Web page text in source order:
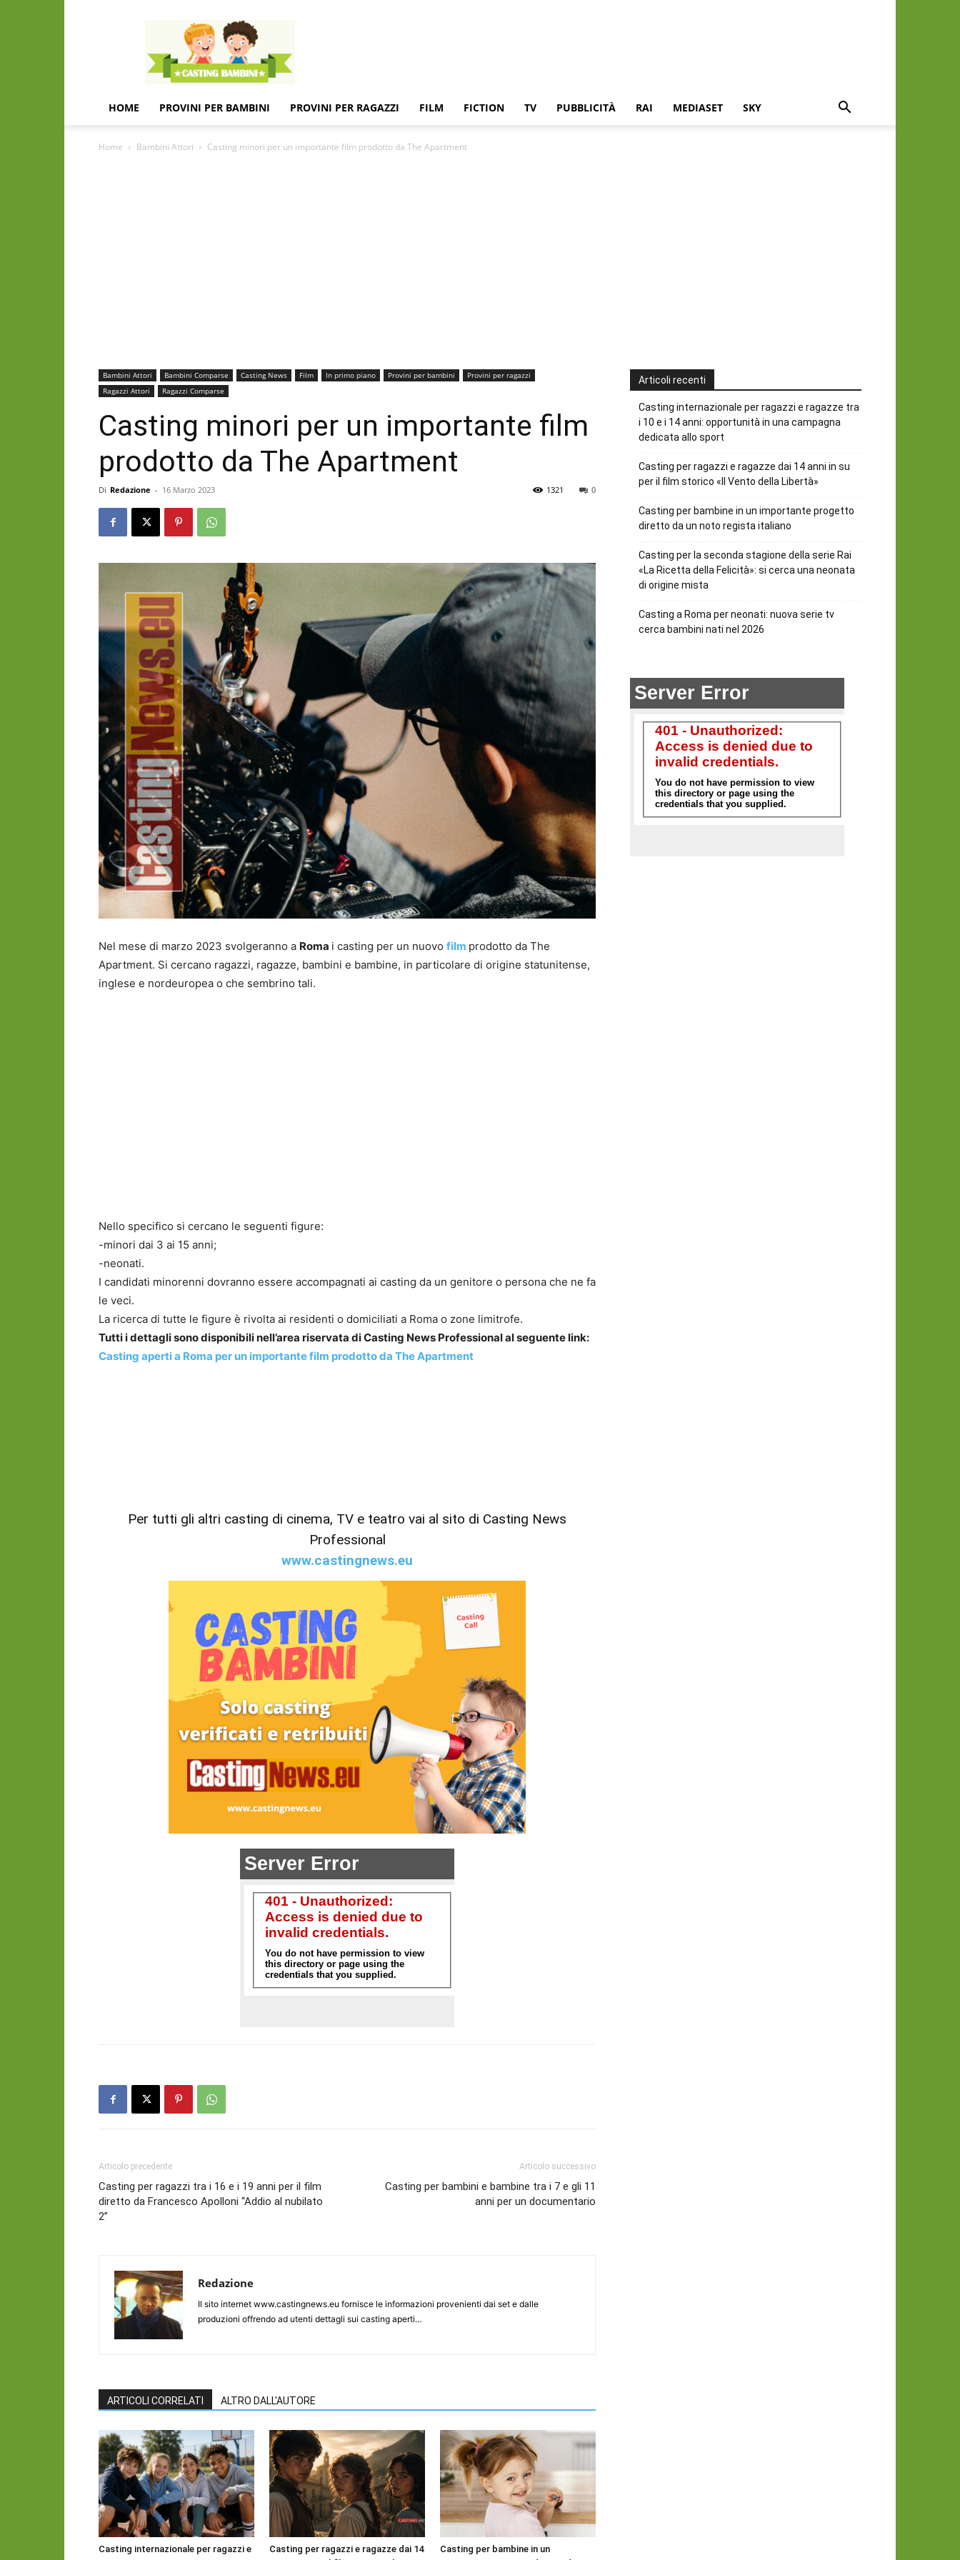
Casting
e
provini
per
bambini
e
HOME PROVINI PER BAMBINI PROVINI PER RAGAZZI FILM FICTION TV PUBBLICITÀ RAI MEDIASET SKY
Home Bambini Attori Casting minori per un importante film prodotto da The Apartment
Bambini Attori Bambini Comparse Casting News Film In primo piano Provini per bambini
Provini per ragazzi
Ragazzi Attori
Ragazzi Comparse
Casting minori per un importante film
prodotto da The Apartment
Di Redazione - 16 Marzo 2023 0
1321
Nel mese di marzo 2023 svolgeranno a Roma i casting per un nuovo film prodotto da The
Apartment. Si cercano ragazzi, ragazze, bambini e bambine, in particolare di origine statunitense,
inglese e nordeuropea o che sembrino tali.
Nello specifico si cercano le seguenti figure:
-minori dai 3 ai 15 anni;
-neonati.
I candidati minorenni dovranno essere accompagnati ai casting da un genitore o persona che ne fa
le veci.
La ricerca di tutte le figure è rivolta ai residenti o domiciliati a Roma o zone limitrofe.
Tutti i dettagli sono disponibili nell’area riservata di Casting News Professional al seguente link:
Casting aperti a Roma per un importante film prodotto da The Apartment
Per tutti gli altri casting di cinema, TV e teatro vai al sito di Casting News
Professional
www.castingnews.eu
Articolo precedente
Casting per ragazzi tra i 16 e i 19 anni per il film
diretto da Francesco Apolloni “Addio al nubilato
2”
Articolo successivo
Casting per bambini e bambine tra i 7 e gli 11
anni per un documentario
Redazione
Il sito internet www.castingnews.eu fornisce le informazioni provenienti dai set e dalle
produzioni offrendo ad utenti dettagli sui casting aperti…
ARTICOLI CORRELATI ALTRO DALL'AUTORE
Casting internazionale per ragazzi e
Casting per ragazzi e ragazze dai 14
Casting per bambine in un
Articoli recenti
Casting internazionale per ragazzi e ragazze tra
i 10 e i 14 anni: opportunità in una campagna
dedicata allo sport
Casting per ragazzi e ragazze dai 14 anni in su
per il film storico «Il Vento della Libertà»
Casting per bambine in un importante progetto
diretto da un noto regista italiano
Casting per la seconda stagione della serie Rai
«La Ricetta della Felicità»: si cerca una neonata
di origine mista
Casting a Roma per neonati: nuova serie tv
cerca bambini nati nel 2026